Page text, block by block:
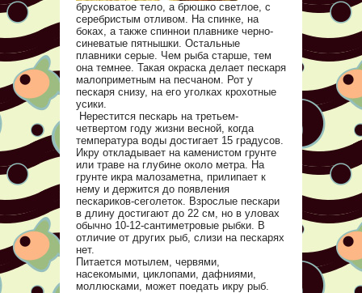
брусковатое тело, а брюшко светлое, с
серебристым отливом. На спинке, на
боках, а также спиннои плавнике черно-
синеватые пятнышки. Остальные
плавники серые. Чем рыба старше, тем
она темнее. Такая окраска делает пескаря
малоприметным на песчаном. Рот у
пескаря снизу, на его уголках крохотные
усики.
Нерестится пескарь на третьем-
четвертом году жизни весной, когда
температура воды достигает 15 градусов.
Икру откладывает на каменистом грунте
или траве на глубине около метра. На
грунте икра малозаметна, прилипает к
нему и держится до появления
пескариков-сеголеток. Взрослые пескари
в длину достигают до 22 см, но в уловах
обычно 10-12-сантиметровые рыбки. В
отличие от других рыб, слизи на пескарях
нет.
Питается мотылем, червями,
насекомыми, циклопами, дафниями,
моллюсками, может поедать икру рыб.